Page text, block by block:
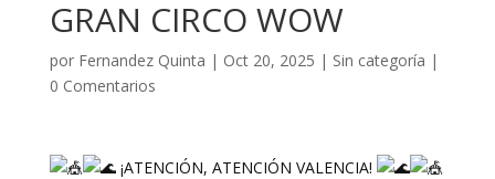
GRAN CIRCO WOW
por Fernandez Quinta | Oct 20, 2025 | Sin categoría |
0 Comentarios
¡ATENCIÓN, ATENCIÓN VALENCIA!